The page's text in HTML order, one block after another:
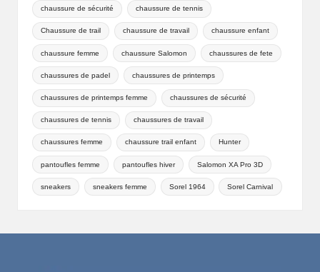
chaussure de sécurité chaussure de tennis
Chaussure de trail chaussure de travail chaussure enfant
chaussure femme chaussure Salomon chaussures de fete
chaussures de padel chaussures de printemps
chaussures de printemps femme chaussures de sécurité
chaussures de tennis chaussures de travail
chaussures femme chaussure trail enfant Hunter
pantoufles femme pantoufles hiver Salomon XA Pro 3D
sneakers sneakers femme Sorel 1964 Sorel Carnival